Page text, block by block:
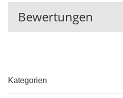
Bewertungen
Kategorien